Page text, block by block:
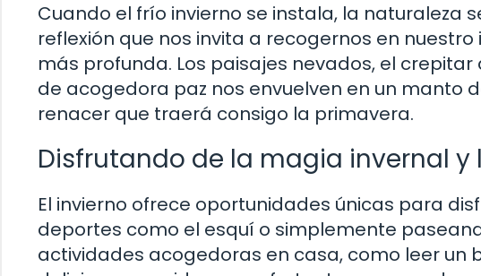
Cuando el frío invierno se instala, la naturaleza
reflexión que nos invita a recogernos en
más profunda. Los paisajes nevados, el
de acogedora paz nos envuelven en un manto
renacer que traerá consigo la primavera.
Disfrutando de la magia invernal
El invierno ofrece oportunidades únicas para
deportes como el esquí o simplemente
actividades acogedoras en casa, como leer un